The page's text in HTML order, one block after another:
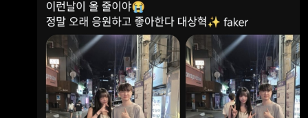
Faker 不近女色的搜尋結果 難道這就是登峰造極
者付出的代價嗎 XD -- https://i